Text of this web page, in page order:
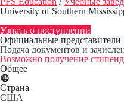
University of Southern
Узнать о поступлении
Официальные представители
Подача документов и
Возможно получение
Общее
Страна
США